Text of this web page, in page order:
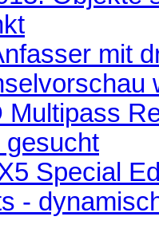
mit
Multipass
gesucht
Special
-